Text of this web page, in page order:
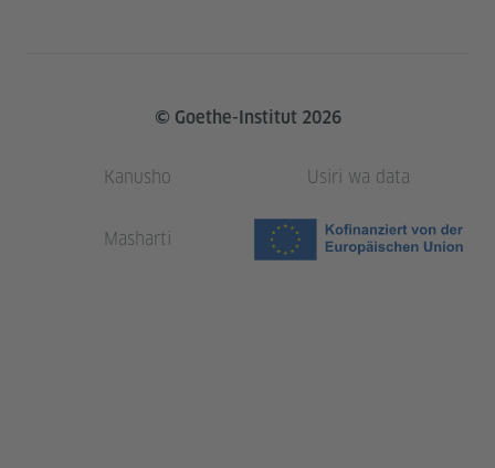
© Goethe-Institut 2026
Kanusho Usiri wa data
Masharti